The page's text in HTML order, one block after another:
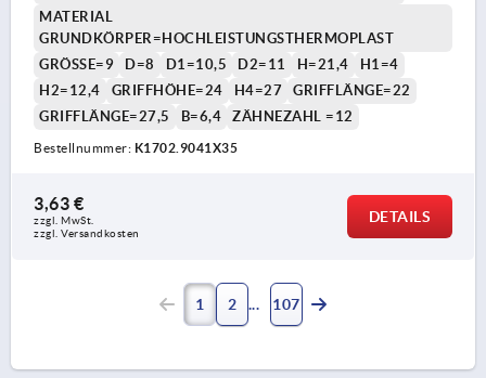
MATERIAL
GRUNDKÖRPER=HOCHLEISTUNGSTHERMOPLAST
GRÖSSE=9
D=8 D1=10,5 D2=11 H=21,4
H1=4
H2=12,4
GRIFFHÖHE=24 H4=27
GRIFFLÄNGE=22
GRIFFLÄNGE=27,5
B=6,4 ZÄHNEZAHL =12
Bestellnummer: K1702.9041X35
3,63 €
zzgl. MwSt.
zzgl. Versandkosten
DETAILS
1 2 107